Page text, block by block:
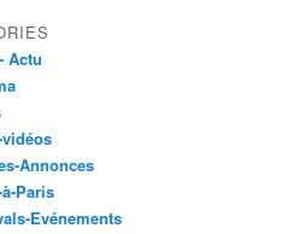
Actu
Annonces
Paris
Evénements